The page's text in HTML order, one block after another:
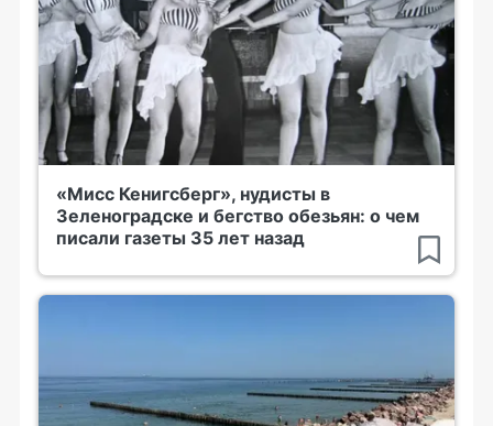
«Мисс Кенигсберг», нудисты в
Зеленоградске и бегство обезьян: о чем
писали газеты 35 лет назад